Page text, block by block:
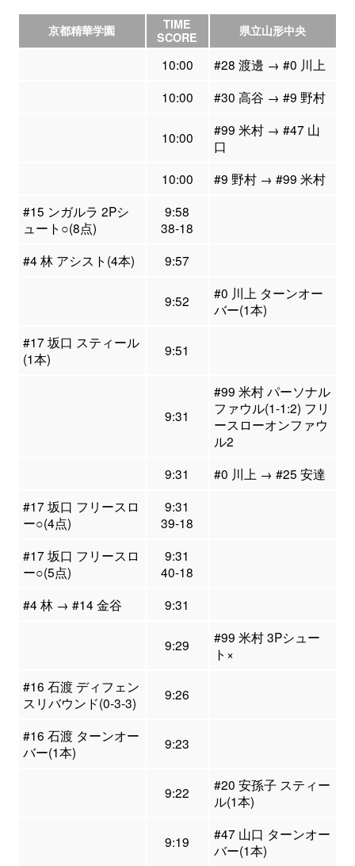
京都精華学園
TIME
SCORE
県立山形中央
10:00
#28 渡邊 → #0 川上
10:00
#30 高谷 → #9 野村
10:00
#99 米村 → #47 山
口
10:00
#9 野村 → #99 米村
#15 ンガルラ 2Pシ
ュート○(8点)
9:58
38-18
#4 林 アシスト(4本)
9:57
9:52
#0 川上 ターンオー
バー(1本)
#17 坂口 スティール
(1本)
9:51
9:31
#99 米村 パーソナル
ファウル(1-1:2) フリ
ースローオンファウ
ル2
9:31
#0 川上 → #25 安達
#17 坂口 フリースロ
ー○(4点)
9:31
39-18
#17 坂口 フリースロ
ー○(5点)
9:31
40-18
#4 林 → #14 金谷
9:31
9:29
#99 米村 3Pシュー
ト×
#16 石渡 ディフェン
スリバウンド(0-3-3)
9:26
#16 石渡 ターンオー
バー(1本)
9:23
9:22
#20 安孫子 スティー
ル(1本)
9:19
#47 山口 ターンオー
バー(1本)